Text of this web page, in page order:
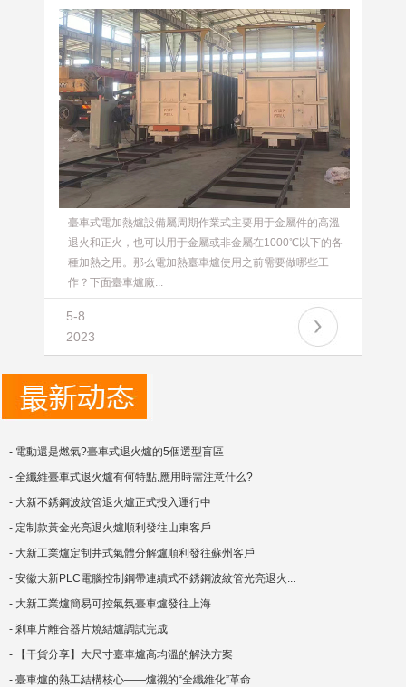
臺車式電加熱爐設備屬周期作業式主要用于金屬件的高溫
退火和正火，也可以用于金屬或非金屬在1000℃以下的各
種加熱之用。那么電加熱臺車爐使用之前需要做哪些工
作？下面臺車爐廠...
5-8
2023
- 電動還是燃氣?臺車式退火爐的5個選型盲區
- 全纖維臺車式退火爐有何特點,應用時需注意什么?
- 大新不銹鋼波紋管退火爐正式投入運行中
- 定制款黃金光亮退火爐順利發往山東客戶
- 大新工業爐定制井式氣體分解爐順利發往蘇州客戶
- 安徽大新PLC電腦控制鋼帶連續式不銹鋼波紋管光亮退火...
- 大新工業爐簡易可控氣氛臺車爐發往上海
- 剎車片離合器片燒結爐調試完成
- 【干貨分享】大尺寸臺車爐高均溫的解決方案
- 臺車爐的熱工結構核心——爐襯的“全纖維化”革命